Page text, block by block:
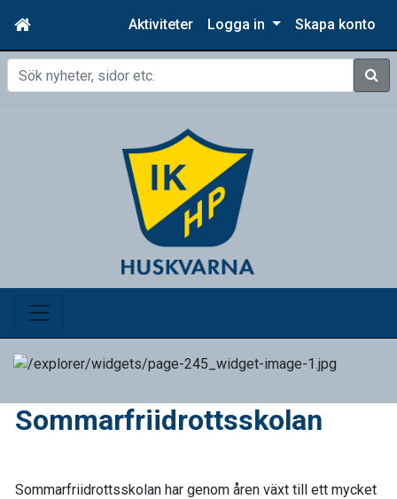
Aktiviteter Logga in Skapa konto
Sök
Sommarfriidrottsskolan
Sommarfriidrottsskolan har genom åren växt till ett mycket